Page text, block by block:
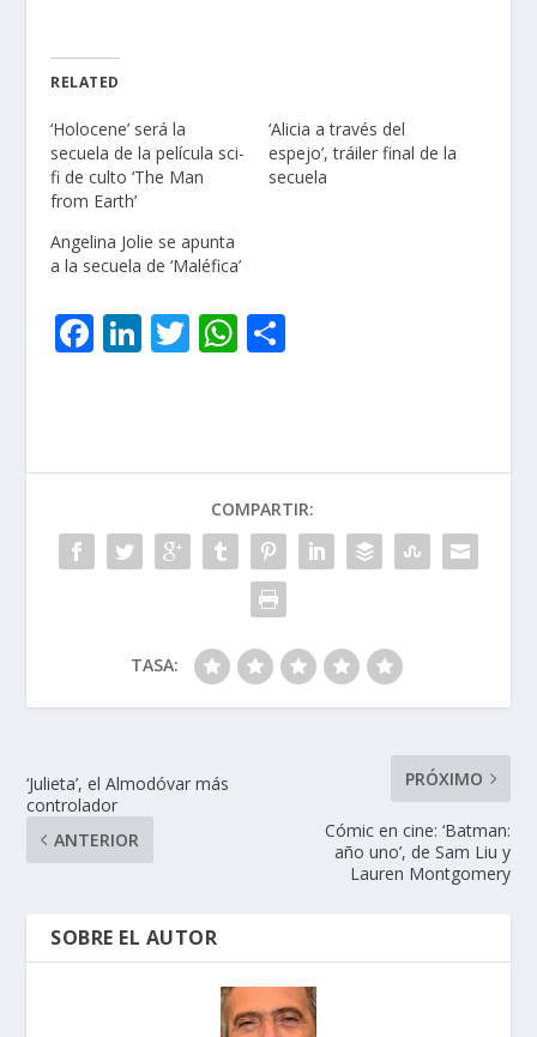
RELATED
‘Holocene’ será la
secuela de la película sci-
fi de culto ‘The Man
from Earth’
‘Alicia a través del
espejo’, tráiler final de la
secuela
Angelina Jolie se apunta
a la secuela de ‘Maléfica’
F
o
o
k
Li
dI
n
T W
A
p
p
ar
ti
r
COMPARTIR:
TASA:
‘Julieta’, el Almodóvar más
controlador
ANTERIOR
PRÓXIMO
Cómic en cine: ‘Batman:
año uno’, de Sam Liu y
Lauren Montgomery
SOBRE EL AUTOR